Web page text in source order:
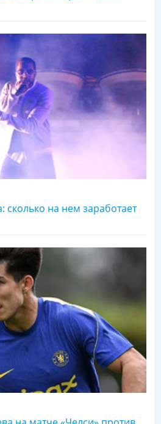
сколько на нем заработает